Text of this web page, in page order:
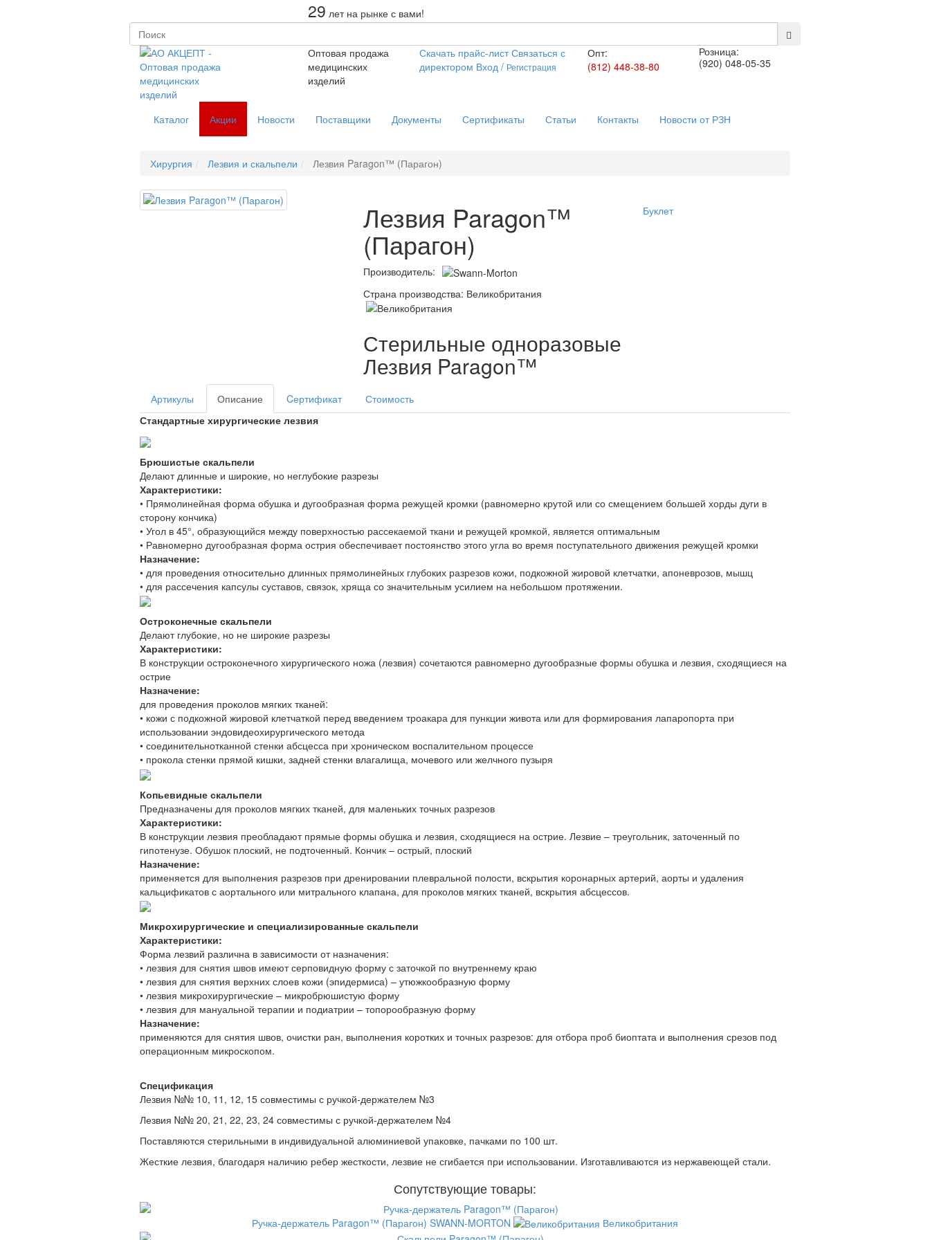
29 лет на рынке с вами!
Оптовая продажа
медицинских
изделий
Скачать прайс-лист Связаться с
директором Вход / Регистрация
Опт:
(812) 448-38-80
Розница:
(920) 048-05-35
Каталог Акции Новости Поставщики Документы Сертификаты Статьи Контакты Новости от РЗН
Хирургия Лезвия и скальпели Лезвия Paragon™ (Парагон)
Лезвия Paragon™
(Парагон)
Производитель:
Страна производства: Великобритания
Стерильные одноразовые
Лезвия Paragon™
Буклет
Артикулы Описание Cертификат
Стоимость
Стандартные хирургические лезвия
Брюшистые скальпели
Делают длинные и широкие, но неглубокие разрезы
Характеристики:
• Прямолинейная форма обушка и дугообразная форма режущей кромки (равномерно крутой или со смещением большей хорды дуги в
сторону кончика)
• Угол в 45°, образующийся между поверхностью рассекаемой ткани и режущей кромкой, является оптимальным
• Равномерно дугообразная форма острия обеспечивает постоянство этого угла во время поступательного движения режущей кромки
Назначение:
• для проведения относительно длинных прямолинейных глубоких разрезов кожи, подкожной жировой клетчатки, апоневрозов, мышц
• для рассечения капсулы суставов, связок, хряща со значительным усилием на небольшом протяжении.
Остроконечные скальпели
Делают глубокие, но не широкие разрезы
Характеристики:
В конструкции остроконечного хирургического ножа (лезвия) сочетаются равномерно дугообразные формы обушка и лезвия, сходящиеся на
острие
Назначение:
для проведения проколов мягких тканей:
• кожи с подкожной жировой клетчаткой перед введением троакара для пункции живота или для формирования лапаропорта при
использовании эндовидеохирургического метода
• соединительнотканной стенки абсцесса при хроническом воспалительном процессе
• прокола стенки прямой кишки, задней стенки влагалища, мочевого или желчного пузыря
Копьевидные скальпели
Предназначены для проколов мягких тканей, для маленьких точных разрезов
Характеристики:
В конструкции лезвия преобладают прямые формы обушка и лезвия, сходящиеся на острие. Лезвие – треугольник, заточенный по
гипотенузе. Обушок плоский, не подточенный. Кончик – острый, плоский
Назначение:
применяется для выполнения разрезов при дренировании плевральной полости, вскрытия коронарных артерий, аорты и удаления
кальцификатов с аортального или митрального клапана, для проколов мягких тканей, вскрытия абсцессов.
Микрохирургические и специализированные скальпели
Характеристики:
Форма лезвий различна в зависимости от назначения:
• лезвия для снятия швов имеют серповидную форму с заточкой по внутреннему краю
• лезвия для снятия верхних слоев кожи (эпидермиса) – утюжкообразную форму
• лезвия микрохирургические – микробрюшистую форму
• лезвия для мануальной терапии и подиатрии – топорообразную форму
Назначение:
применяются для снятия швов, очистки ран, выполнения коротких и точных разрезов: для отбора проб биоптата и выполнения срезов под
операционным микроскопом.
Спецификация
Лезвия №№ 10, 11, 12, 15 совместимы с ручкой-держателем №3
Лезвия №№ 20, 21, 22, 23, 24 совместимы с ручкой-держателем №4
Поставляются стерильными в индивидуальной алюминиевой упаковке, пачками по 100 шт.
Жесткие лезвия, благодаря наличию ребер жесткости, лезвие не сгибается при использовании. Изготавливаются из нержавеющей стали.
Сопутствующие товары:
Ручка-держатель Paragon™ (Парагон) SWANN-MORTON Великобритания